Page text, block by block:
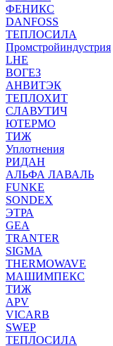
ФЕНИКС
DANFOSS
ТЕПЛОСИЛА
Промстройиндустрия
LHE
ВОГЕЗ
АНВИТЭК
ТЕПЛОХИТ
СЛАВУТИЧ
ЮТЕРМО
ТИЖ
Уплотнения
РИДАН
АЛЬФА ЛАВАЛЬ
FUNKE
SONDEX
ЭТРА
GEA
TRANTER
SIGMA
THERMOWAVE
МАШИМПЕКС
ТИЖ
APV
VICARB
SWEP
ТЕПЛОСИЛА